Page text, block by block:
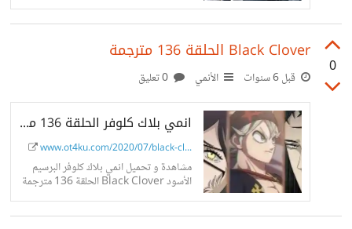
0
Black Clover الحلقة 136 مترجمة
قبل 6 سنوات الأنمي
انمي بلاك كلوفر الحلقة 136 مترجمة أون لاين
www.ot4ku.com/2020/07/black-cl...
مشاهدة و تحميل انمي بلاك كلوفر البرسيم
الأسود Black Clover الحلقة 136 مترجمة